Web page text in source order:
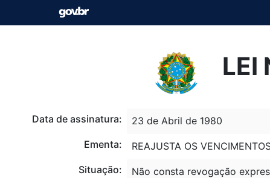
LEI
Data de assinatura:
23 de Abril de 1980
Ementa:
REAJUSTA OS
Situação:
Não consta revogação